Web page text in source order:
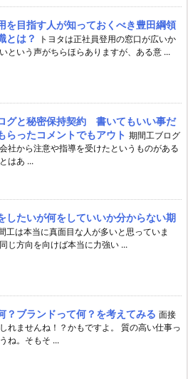
を目指す人が知っておくべき豊田綱領
とは？
トヨタは正社員登用の窓口が広いか
という声がちらほらありますが、ある意 ...
グと秘密保持契約 書いてもいい事だ
らったコメントでもアウト 期間工ブログ
社から注意や指導を受けたというものがある
はあ ...
したいが何をしていいか分からない期
工は本当に真面目な人が多いと思っていま
じ方向を向けば本当に力強い ...
？ブランドって何？を考えてみる 面接
れませんね！？かもですよ。 質の高い仕事っ
ね。そもそ ...